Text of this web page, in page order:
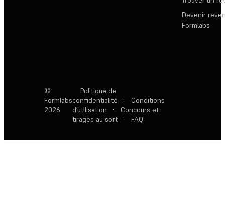
Devenir
Formlabs
©
Formlabs
2026
Politique de
confidentialité
·
Conditions
d’utilisation
·
Concours et
tirages au sort
· FAQ